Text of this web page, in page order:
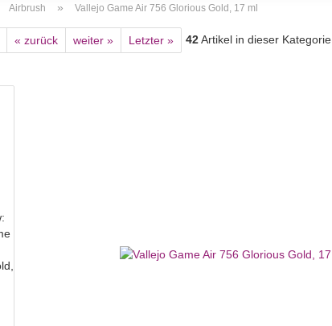
Airbrush » Vallejo Game Air 756 Glorious Gold, 17 ml
« zurück weiter » Letzter » 42Artikel in dieser Kategorie